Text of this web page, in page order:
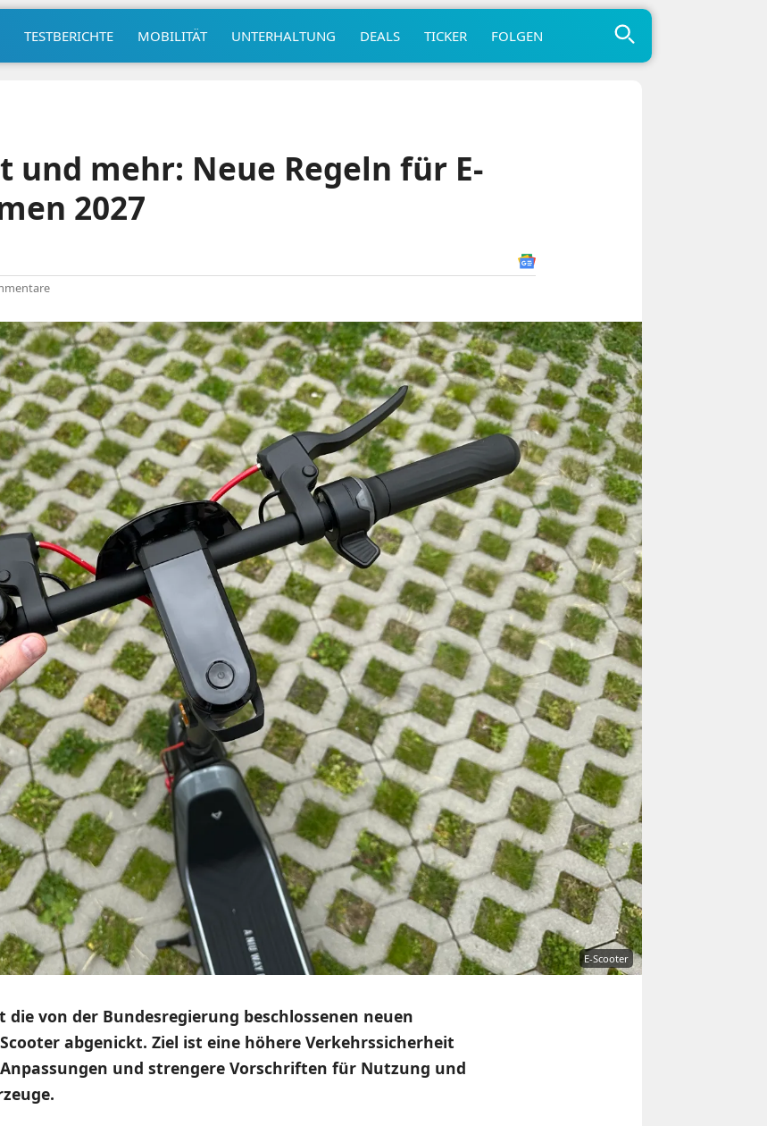
TESTBERICHTE MOBILITÄT UNTERHALTUNG DEALS TICKER FOLGEN
mehr: Neue Regeln für E-
2027
E-Scooter
die von der Bundesregierung beschlossenen neuen
abgenickt. Ziel ist eine höhere Verkehrssicherheit
und strengere Vorschriften für Nutzung und